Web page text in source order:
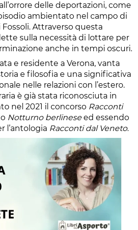
delle deportazioni, come
ambientato nel campo di
Attraverso questa
sulla necessità di lottare per
anche in tempi oscuri.
e residente a Verona, vanta
e filosofia e una significativa
nelle relazioni con l’estero.
è già stata riconosciuta in
nel 2021 il concorso Racconti
Notturno berlineseed essendo
l’antologia Racconti dal Veneto.